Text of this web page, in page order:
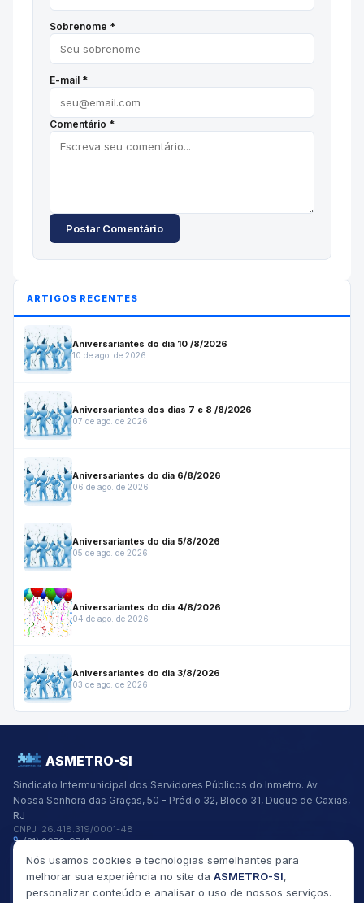
Sobrenome *
E-mail *
Comentário *
Postar Comentário
ARTIGOS RECENTES
Aniversariantes do dia 10 /8/2026
10 de ago. de 2026
Aniversariantes dos dias 7 e 8 /8/2026
07 de ago. de 2026
Aniversariantes do dia 6/8/2026
06 de ago. de 2026
Aniversariantes do dia 5/8/2026
05 de ago. de 2026
Aniversariantes do dia 4/8/2026
04 de ago. de 2026
Aniversariantes do dia 3/8/2026
03 de ago. de 2026
ASMETRO-SI
Sindicato Intermunicipal dos Servidores Públicos do Inmetro. Av.
Nossa Senhora das Graças, 50 - Prédio 32, Bloco 31, Duque de Caxias,
RJ
CNPJ: 26.418.319/0001-48
(21) 2679-9741
asmetro@asmetro.org.br
Links Rápidos
Institucional
Gestão
Nós usamos cookies e tecnologias semelhantes para
melhorar sua experiência no site da ASMETRO-SI,
personalizar conteúdo e analisar o uso de nossos serviços.